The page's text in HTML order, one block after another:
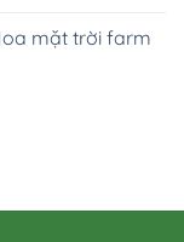
mặt trời farm